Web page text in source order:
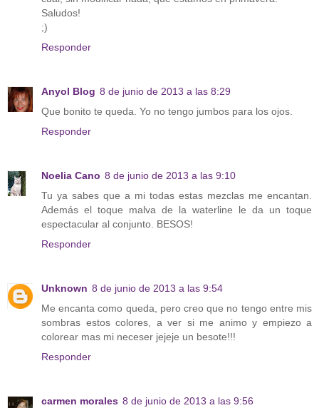
Saludos!
;)
Responder
Anyol Blog 8 de junio de 2013 a las 8:29
Que bonito te queda. Yo no tengo jumbos para los ojos.
Responder
Noelia Cano 8 de junio de 2013 a las 9:10
Tu ya sabes que a mi todas estas mezclas me encantan.
Además el toque malva de la waterline le da un toque
espectacular al conjunto. BESOS!
Responder
Unknown 8 de junio de 2013 a las 9:54
Me encanta como queda, pero creo que no tengo entre mis
sombras estos colores, a ver si me animo y empiezo a
colorear mas mi neceser jejeje un besote!!!
Responder
carmen morales 8 de junio de 2013 a las 9:56